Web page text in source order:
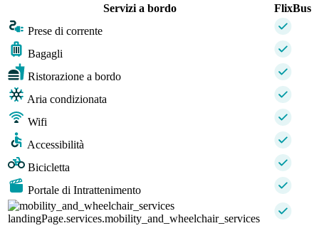
Servizi a bordo
FlixBus
Prese di corrente
Bagagli
Ristorazione a bordo
Aria condizionata
Wifi
Accessibilità
Bicicletta
Portale di Intrattenimento
landingPage.services.mobility_and_wheelchair_services